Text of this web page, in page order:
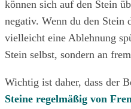
können sich auf den Stein
negativ. Wenn du den Stein
vielleicht eine Ablehnung
Stein selbst, sondern an
Wichtig ist daher, dass der
Steine regelmäßig von